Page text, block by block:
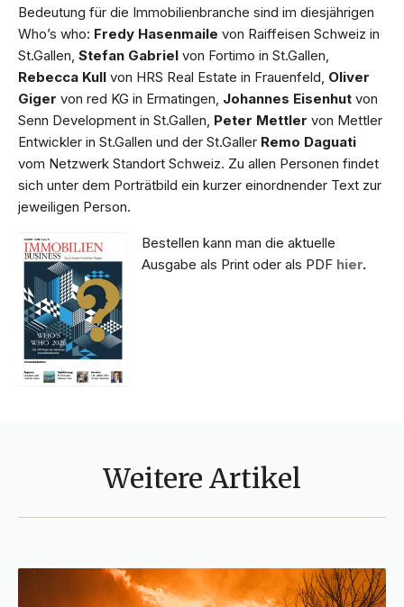
Bedeutung für die Immobilienbranche sind im diesjährigen
Who’s who: Fredy Hasenmaile von Raiffeisen Schweiz in
St.Gallen, Stefan Gabriel von Fortimo in St.Gallen,
Rebecca Kull von HRS Real Estate in Frauenfeld, Oliver
Giger von red KG in Ermatingen, Johannes Eisenhut von
Senn Development in St.Gallen, Peter Mettler von Mettler
Entwickler in St.Gallen und der St.Galler Remo Daguati
vom Netzwerk Standort Schweiz. Zu allen Personen findet
sich unter dem Porträtbild ein kurzer einordnender Text zur
jeweiligen Person.
Bestellen kann man die aktuelle
Ausgabe als Print oder als PDF hier.
Weitere Artikel